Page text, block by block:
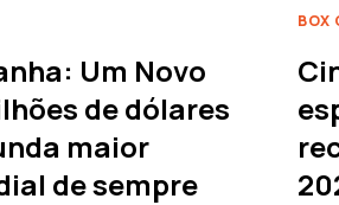
Um Novo
de dólares
maior
de sempre
BOX